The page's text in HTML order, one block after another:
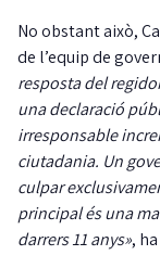
No obstant això,
de l’equip de
resposta del
una declaració
irresponsable
ciutadania. Un
culpar
principal és una
darrers 11 anys»,